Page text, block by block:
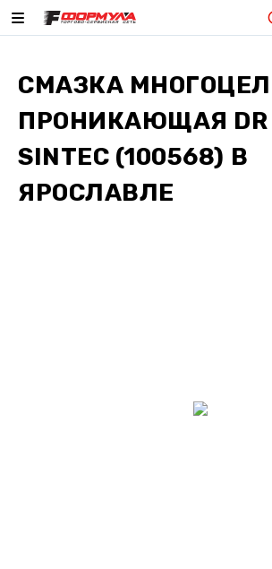
СМАЗКА
ПРОНИКАЮЩАЯ DR
SINTEC (100568) В
ЯРОСЛАВЛЕ